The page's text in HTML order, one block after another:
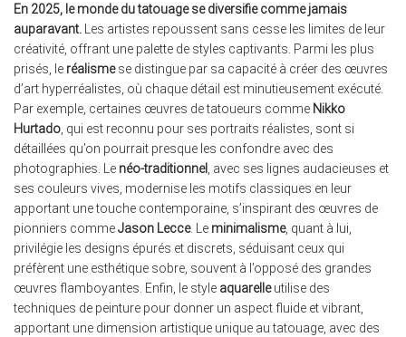
En 2025, le monde du tatouage se diversifie comme jamais
auparavant. Les artistes repoussent sans cesse les limites de leur
créativité, offrant une palette de styles captivants. Parmi les plus
prisés, le réalismese distingue par sa capacité à créer des œuvres
d’art hyperréalistes, où chaque détail est minutieusement exécuté.
Par exemple, certaines œuvres de tatoueurs comme Nikko
Hurtado , qui est reconnu pour ses portraits réalistes, sont si
détaillées qu’on pourrait presque les confondre avec des
photographies. Le néo-traditionnel , avec ses lignes audacieuses et
ses couleurs vives, modernise les motifs classiques en leur
apportant une touche contemporaine, s’inspirant des œuvres de
pionniers commeJason Lecce. Le minimalisme, quant à lui,
privilégie les designs épurés et discrets, séduisant ceux qui
préfèrent une esthétique sobre, souvent à l’opposé des grandes
œuvres flamboyantes. Enfin, le style aquarelleutilise des
techniques de peinture pour donner un aspect fluide et vibrant,
apportant une dimension artistique unique au tatouage, avec des